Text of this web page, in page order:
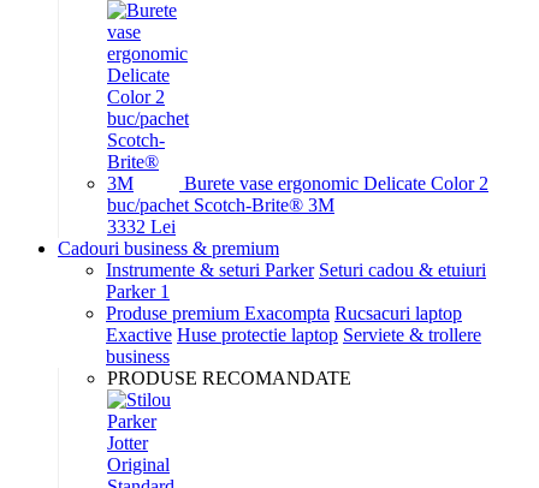
Burete vase ergonomic Delicate Color 2
buc/pachet Scotch-Brite® 3M
3332 Lei
Cadouri business & premium
Instrumente & seturi Parker Seturi cadou & etuiuri
Parker 1
Produse premium Exacompta Rucsacuri laptop
Exactive Huse protectie laptop Serviete & trollere
business
PRODUSE RECOMANDATE